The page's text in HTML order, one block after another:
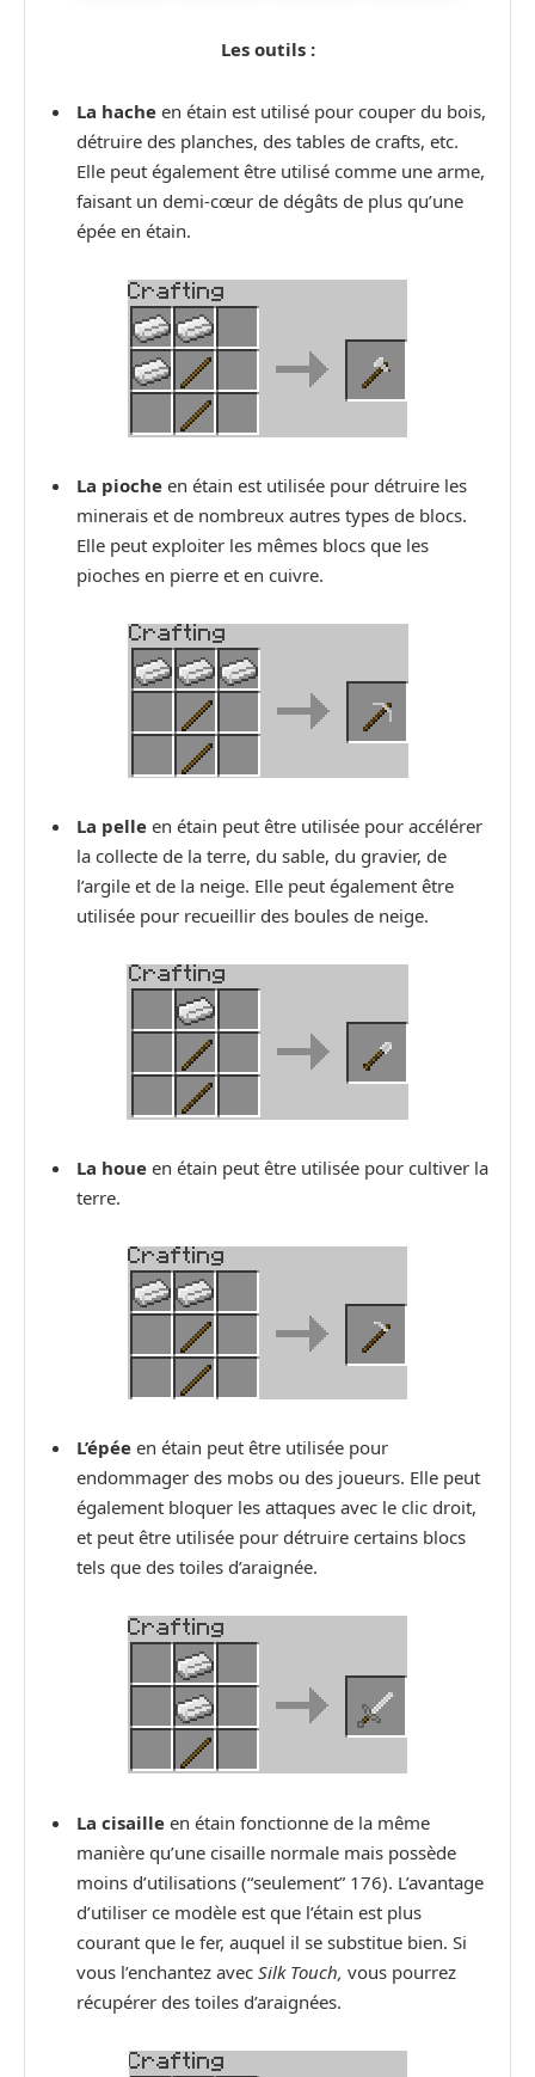
Les outils :
La hache en étain est utilisé pour couper du bois,
détruire des planches, des tables de crafts, etc.
Elle peut également être utilisé comme une arme,
faisant un demi-cœur de dégâts de plus qu’une
épée en étain.
La pioche en étain est utilisée pour détruire les
minerais et de nombreux autres types de blocs.
Elle peut exploiter les mêmes blocs que les
pioches en pierre et en cuivre.
La pelle en étain peut être utilisée pour accélérer
la collecte de la terre, du sable, du gravier, de
l’argile et de la neige. Elle peut également être
utilisée pour recueillir des boules de neige.
La houe en étain peut être utilisée pour cultiver la
terre.
L’épée en étain peut être utilisée pour
endommager des mobs ou des joueurs. Elle peut
également bloquer les attaques avec le clic droit,
et peut être utilisée pour détruire certains blocs
tels que des toiles d’araignée.
La cisaille en étain fonctionne de la même
manière qu’une cisaille normale mais possède
moins d’utilisations (“seulement” 176). L’avantage
d’utiliser ce modèle est que l’étain est plus
courant que le fer, auquel il se substitue bien. Si
vous l’enchantez avec Silk Touch, vous pourrez
récupérer des toiles d’araignées.